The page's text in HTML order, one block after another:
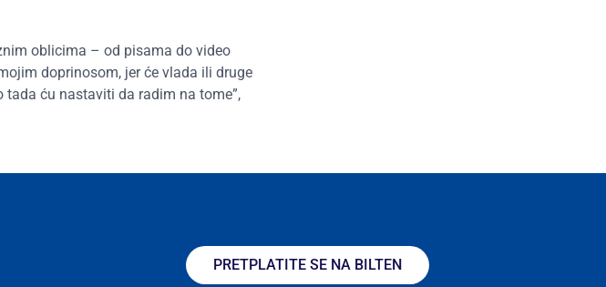
oblicima – od pisama do video
doprinosom, jer će vlada ili druge
ću nastaviti da radim na tome”,
PRETPLATITE SE NA BILTEN